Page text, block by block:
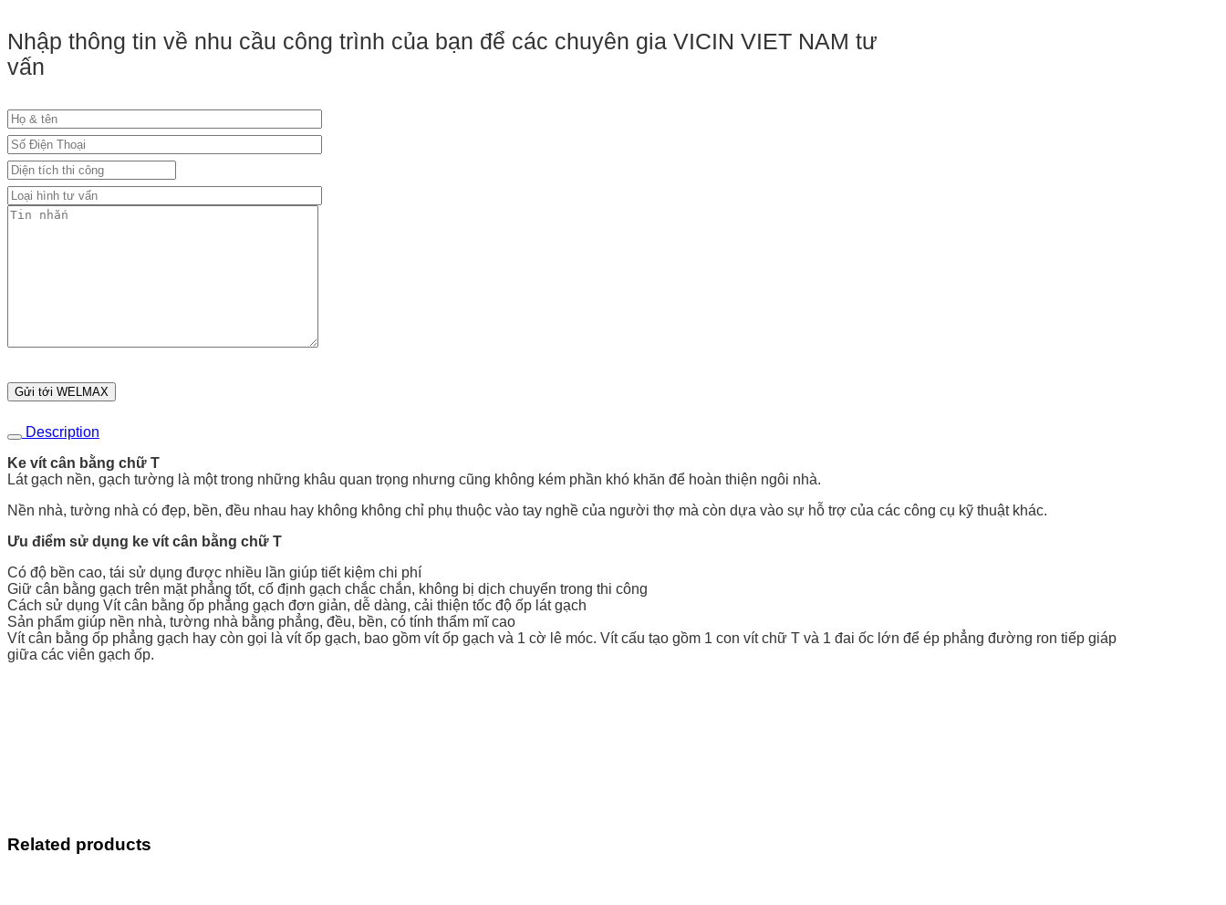
Nhập thông tin về nhu cầu công trình của bạn để các chuyên gia VICIN VIET NAM tư
vấn
Description
Ke vít cân bằng chữ T
Lát gạch nền, gạch tường là một trong những khâu quan trọng nhưng cũng không kém phần khó khăn để hoàn thiện ngôi nhà.
Nền nhà, tường nhà có đẹp, bền, đều nhau hay không không chỉ phụ thuộc vào tay nghề của người thợ mà còn dựa vào sự hỗ trợ của các công cụ kỹ thuật khác.
Ưu điểm sử dụng ke vít cân bằng chữ T
Có độ bền cao, tái sử dụng được nhiều lần giúp tiết kiệm chi phí
Giữ cân bằng gạch trên mặt phẳng tốt, cố định gạch chắc chắn, không bị dịch chuyển trong thi công
Cách sử dụng Vít cân bằng ốp phẳng gạch đơn giản, dễ dàng, cải thiện tốc độ ốp lát gạch
Sản phẩm giúp nền nhà, tường nhà bằng phẳng, đều, bền, có tính thẩm mĩ cao
Vít cân bằng ốp phẳng gạch hay còn gọi là vít ốp gạch, bao gồm vít ốp gạch và 1 cờ lê móc. Vít cấu tạo gồm 1 con vít chữ T và 1 đai ốc lớn để ép phẳng đường ron tiếp giáp
giữa các viên gạch ốp.
Related products